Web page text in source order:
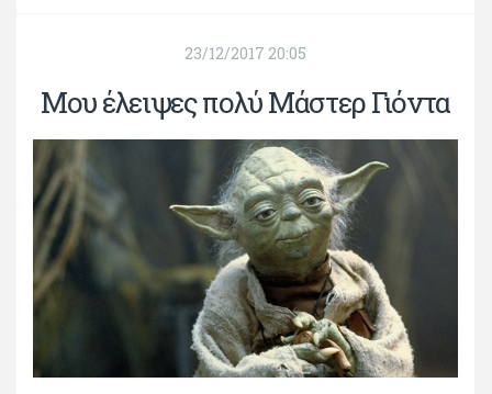
23/12/2017 20:05
Μου έλειψες πολύ Μάστερ Γιόντα